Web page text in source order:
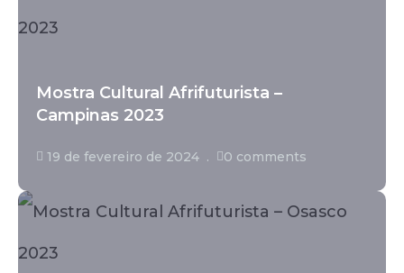
Mostra Cultural Afrifuturista –
Campinas 2023
19 de fevereiro de 2024 0 comments